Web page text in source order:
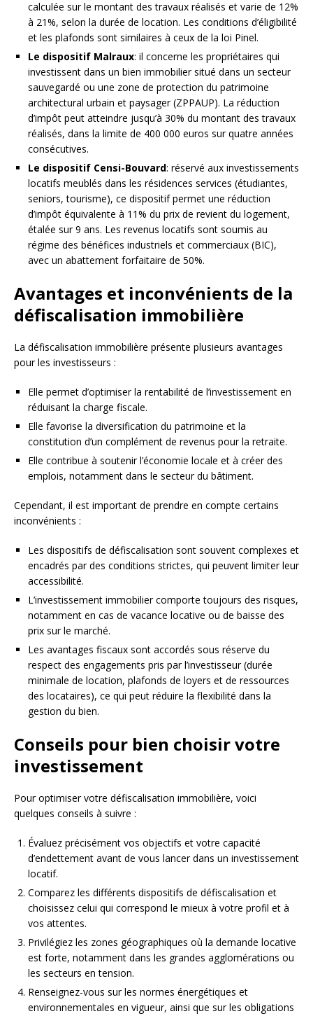
calculée sur le montant des travaux réalisés et varie de 12%
à 21%, selon la durée de location. Les conditions d’éligibilité
et les plafonds sont similaires à ceux de la loi Pinel.
Le dispositif Malraux: il concerne les propriétaires qui
investissent dans un bien immobilier situé dans un secteur
sauvegardé ou une zone de protection du patrimoine
architectural urbain et paysager (ZPPAUP). La réduction
d’impôt peut atteindre jusqu’à 30% du montant des travaux
réalisés, dans la limite de 400 000 euros sur quatre années
consécutives.
Le dispositif Censi-Bouvard: réservé aux investissements
locatifs meublés dans les résidences services (étudiantes,
seniors, tourisme), ce dispositif permet une réduction
d’impôt équivalente à 11% du prix de revient du logement,
étalée sur 9 ans. Les revenus locatifs sont soumis au
régime des bénéfices industriels et commerciaux (BIC),
avec un abattement forfaitaire de 50%.
Avantages et inconvénients de la
défiscalisation immobilière
La défiscalisation immobilière présente plusieurs avantages
pour les investisseurs :
Elle permet d’optimiser la rentabilité de l’investissement en
réduisant la charge fiscale.
Elle favorise la diversification du patrimoine et la
constitution d’un complément de revenus pour la retraite.
Elle contribue à soutenir l’économie locale et à créer des
emplois, notamment dans le secteur du bâtiment.
Cependant, il est important de prendre en compte certains
inconvénients :
Les dispositifs de défiscalisation sont souvent complexes et
encadrés par des conditions strictes, qui peuvent limiter leur
accessibilité.
L’investissement immobilier comporte toujours des risques,
notamment en cas de vacance locative ou de baisse des
prix sur le marché.
Les avantages fiscaux sont accordés sous réserve du
respect des engagements pris par l’investisseur (durée
minimale de location, plafonds de loyers et de ressources
des locataires), ce qui peut réduire la flexibilité dans la
gestion du bien.
Conseils pour bien choisir votre
investissement
Pour optimiser votre défiscalisation immobilière, voici
quelques conseils à suivre :
Évaluez précisément vos objectifs et votre capacité
d’endettement avant de vous lancer dans un investissement
locatif.
Comparez les différents dispositifs de défiscalisation et
choisissez celui qui correspond le mieux à votre profil et à
vos attentes.
Privilégiez les zones géographiques où la demande locative
est forte, notamment dans les grandes agglomérations ou
les secteurs en tension.
Renseignez-vous sur les normes énergétiques et
environnementales en vigueur, ainsi que sur les obligations